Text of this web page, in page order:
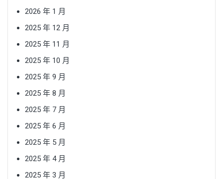
2026 年 1 月
2025 年 12 月
2025 年 11 月
2025 年 10 月
2025 年 9 月
2025 年 8 月
2025 年 7 月
2025 年 6 月
2025 年 5 月
2025 年 4 月
2025 年 3 月